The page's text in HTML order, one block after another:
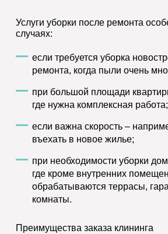
Услуги уборки после ремонта
случаях:
если требуется уборка
ремонта, когда пыли очень
при большой площади
где нужна комплексная работа;
если важна скорость –
въехать в новое жилье;
при необходимости уборки
где кроме внутренних
обрабатываются террасы,
комнаты.
Преимущества заказа клининга